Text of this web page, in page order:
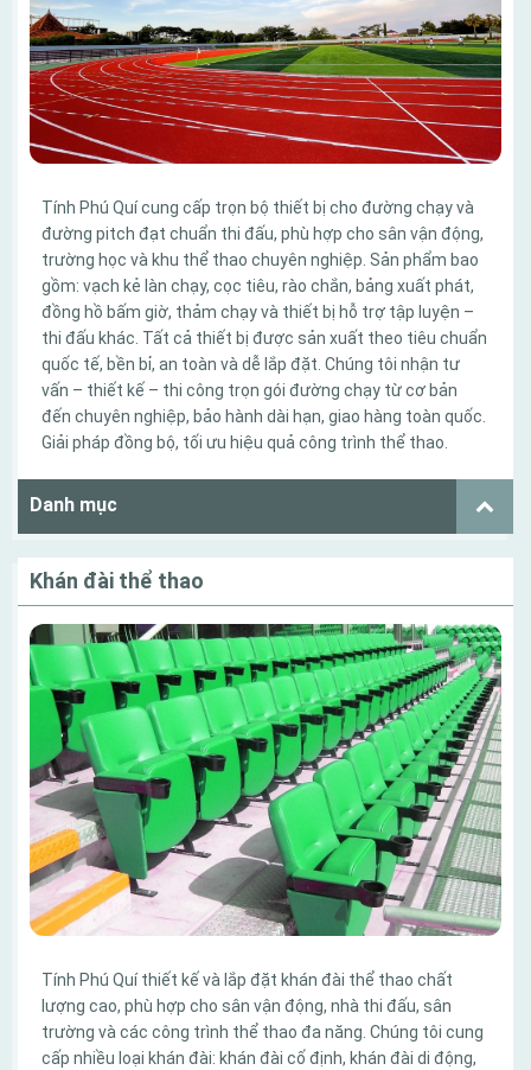
Tính Phú Quí cung cấp trọn bộ thiết bị cho đường chạy và
đường pitch đạt chuẩn thi đấu, phù hợp cho sân vận động,
trường học và khu thể thao chuyên nghiệp. Sản phẩm bao
gồm: vạch kẻ làn chạy, cọc tiêu, rào chắn, bảng xuất phát,
đồng hồ bấm giờ, thảm chạy và thiết bị hỗ trợ tập luyện –
thi đấu khác. Tất cả thiết bị được sản xuất theo tiêu chuẩn
quốc tế, bền bỉ, an toàn và dễ lắp đặt. Chúng tôi nhận tư
vấn – thiết kế – thi công trọn gói đường chạy từ cơ bản
đến chuyên nghiệp, bảo hành dài hạn, giao hàng toàn quốc.
Giải pháp đồng bộ, tối ưu hiệu quả công trình thể thao.
Danh mục
Khán đài thể thao
Tính Phú Quí thiết kế và lắp đặt khán đài thể thao chất
lượng cao, phù hợp cho sân vận động, nhà thi đấu, sân
trường và các công trình thể thao đa năng. Chúng tôi cung
cấp nhiều loại khán đài: khán đài cố định, khán đài di động,